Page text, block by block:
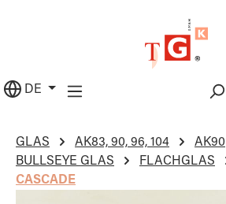
DE
GLAS AK83, 90, 96, 104
AK90
BULLSEYE GLAS
FLACHGLAS
CASCADE